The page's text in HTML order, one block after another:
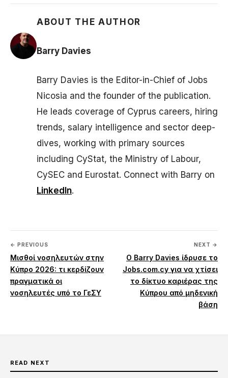
ABOUT THE AUTHOR
Barry Davies
Barry Davies is the Editor-in-Chief of Jobs
Nicosia and the founder of the publication.
He leads coverage of Cyprus careers, hiring
trends, salary intelligence and sector deep-
dives, working with primary sources
including CyStat, the Ministry of Labour,
CySEC and Eurostat. Connect with Barry on
LinkedIn.
← PREVIOUS
Μισθοί νοσηλευτών στην
Κύπρο 2026: τι κερδίζουν
πραγματικά οι
νοσηλευτές υπό το ΓεΣΥ
NEXT →
Ο Barry Davies ίδρυσε το
Jobs.com.cy για να χτίσει
το δίκτυο καριέρας της
Κύπρου από μηδενική
βάση
READ NEXT